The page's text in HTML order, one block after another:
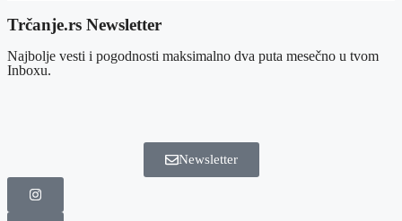
Trčanje.rs Newsletter
Najbolje vesti i pogodnosti maksimalno dva puta mesečno u tvom
Inboxu.
Newsletter